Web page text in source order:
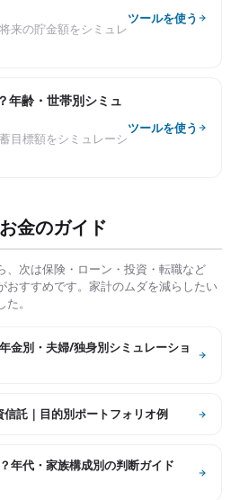
来の貯金額をシミュレ
ツールを使う
年齢・世帯別シミュ
目標額をシミュレーシ
ツールを使う
金のガイド
、次は保険・ローン・投資・転職など
おすすめです。家計のムダを減らしたい
。
金別・夫婦/独身別シミュレーショ
託｜目的別ポートフォリオ例
年代・家族構成別の判断ガイド